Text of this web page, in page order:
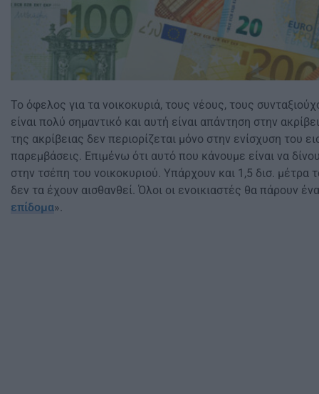
Το όφελος για τα νοικοκυριά, τους νέους, τους
είναι πολύ σημαντικό και αυτή είναι απάντηση στην
της ακρίβειας δεν περιορίζεται μόνο στην ενίσχυση του
παρεμβάσεις. Επιμένω ότι αυτό που κάνουμε είναι να
στην τσέπη του νοικοκυριού. Υπάρχουν και 1,5 δισ. μέτρα
δεν τα έχουν αισθανθεί. Όλοι οι ενοικιαστές θα πάρουν
επίδομα».